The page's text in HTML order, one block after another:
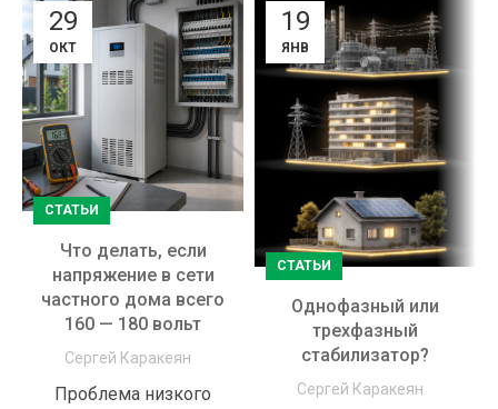
29
ОКТ
СТАТЬИ
Что делать, если
напряжение в сети
частного дома всего
160 — 180 вольт
Сергей Каракеян
Проблема низкого
19
ЯНВ
СТАТЬИ
Однофазный или
трехфазный
стабилизатор?
Сергей Каракеян